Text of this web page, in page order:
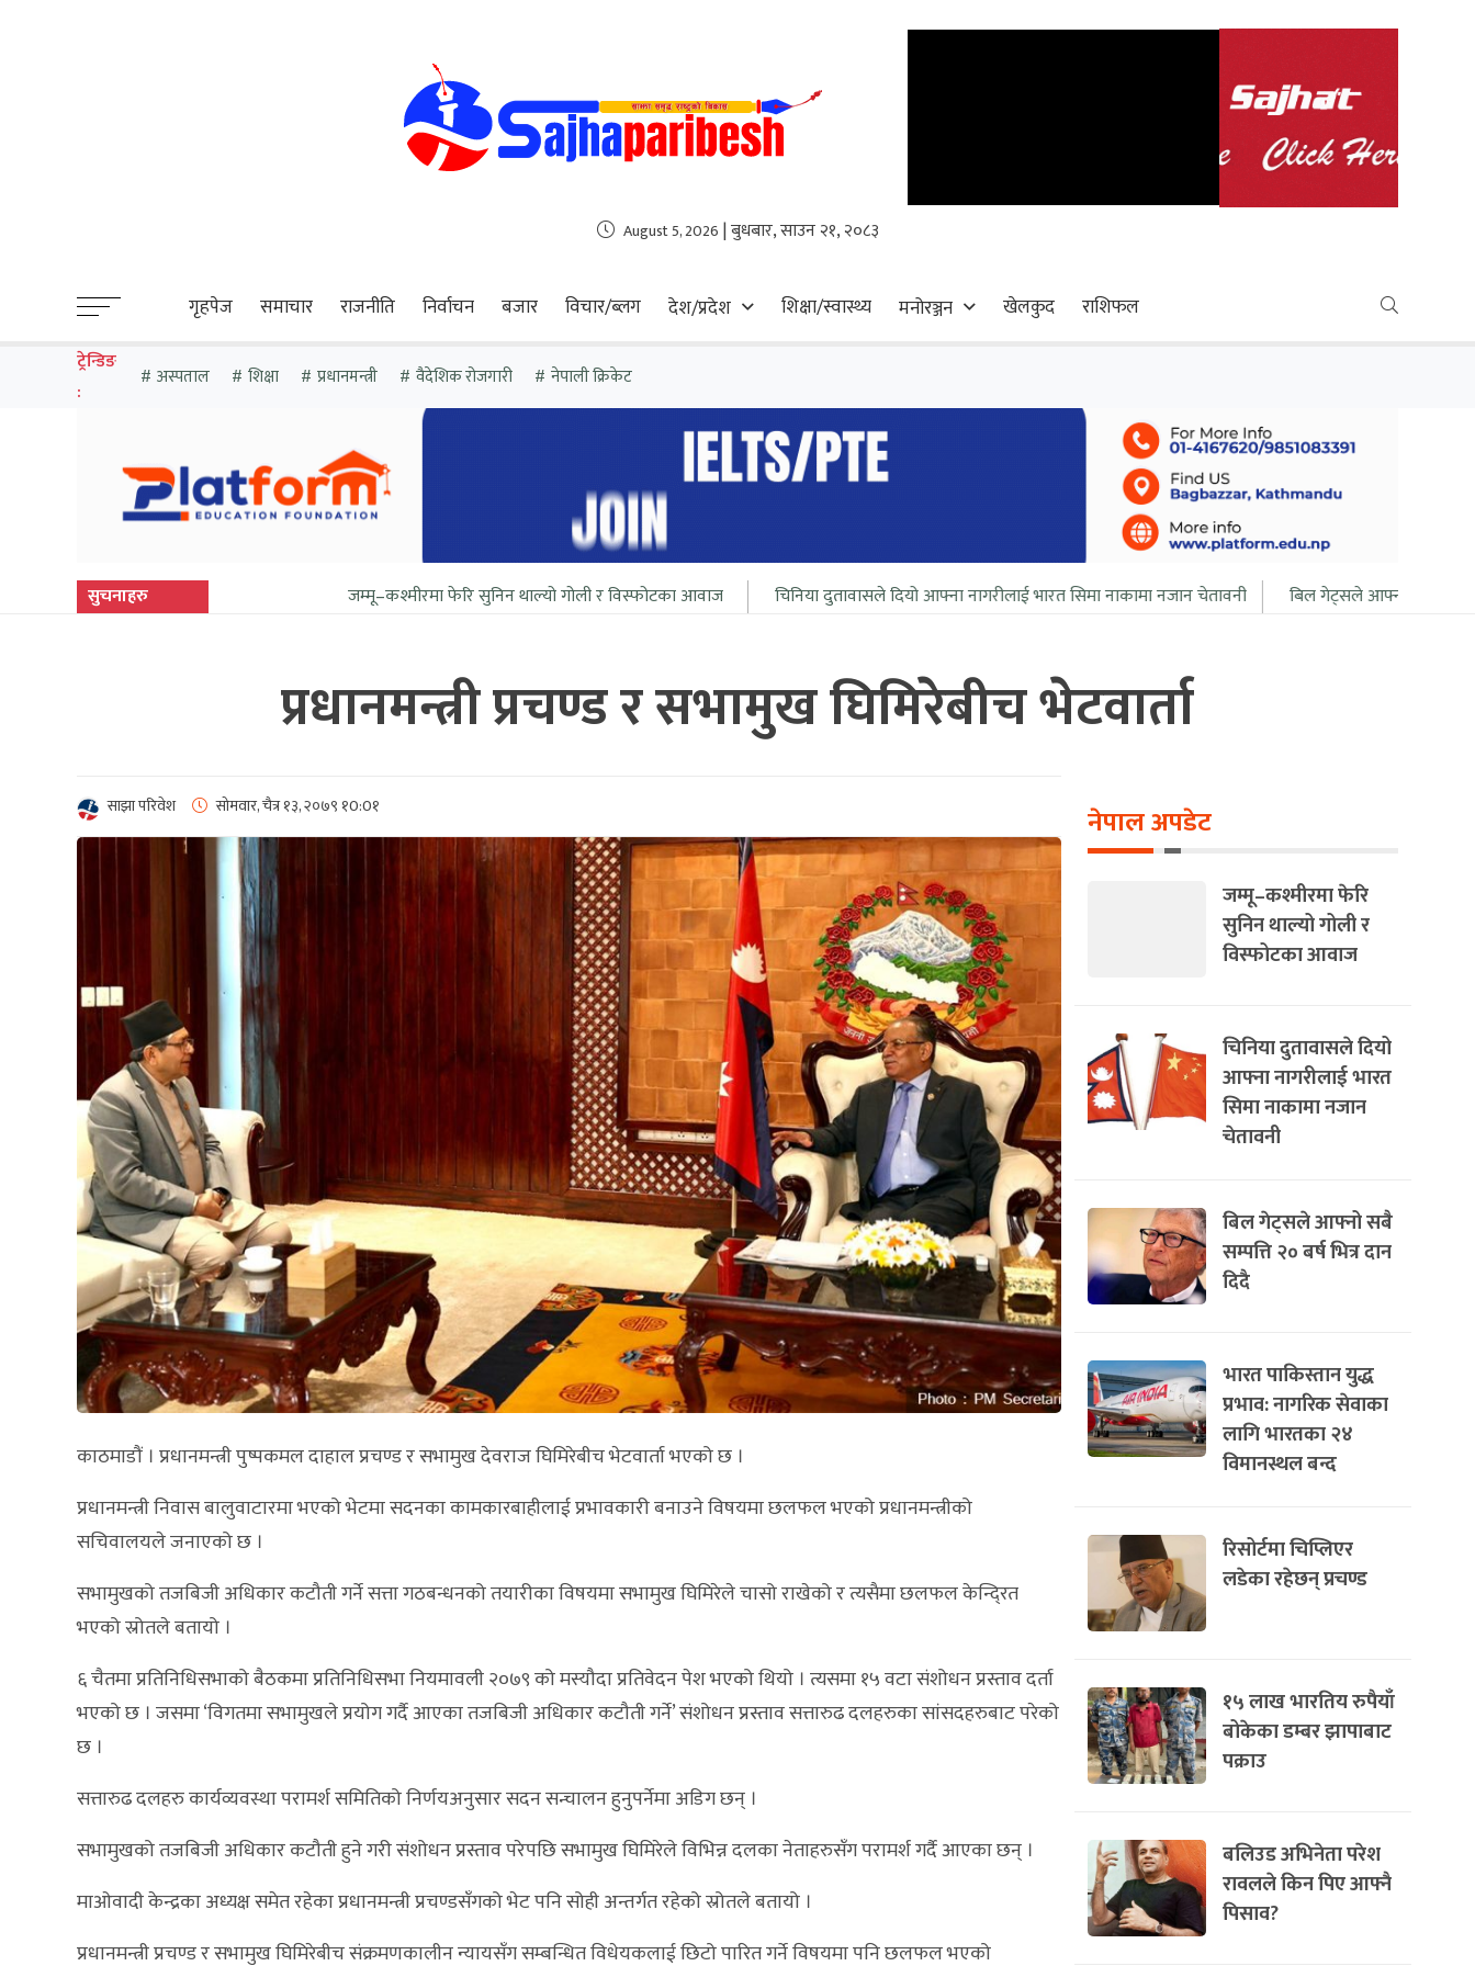
August 5, 2026 | बुधबार, साउन २१, २०८३
गृहपेज समाचार राजनीति निर्वाचन बजार विचार/ब्लग देश/प्रदेश शिक्षा/स्वास्थ्य मनोरञ्जन खेलकुद राशिफल
ट्रेन्डिङ
:
अस्पताल शिक्षा प्रधानमन्त्री वैदेशिक रोजगारी नेपाली क्रिकेट
सुचनाहरु जम्मू–कश्मीरमा फेरि सुनिन थाल्यो गोली र विस्फोटका आवाज चिनिया दुतावासले दियो आफ्ना नागरीलाई भारत सिमा नाकामा नजान चेतावनी बिल गेट्सले आफ्नो सबै सम्पत्ति २० बर्ष भित्र दान
प्रधानमन्त्री प्रचण्ड र सभामुख घिमिरेबीच भेटवार्ता
साझा परिवेश सोमवार, चैत्र १३, २०७९ १0:0१
काठमाडौं । प्रधानमन्त्री पुष्पकमल दाहाल प्रचण्ड र सभामुख देवराज घिमिरेबीच भेटवार्ता भएको छ ।
प्रधानमन्त्री निवास बालुवाटारमा भएको भेटमा सदनका कामकारबाहीलाई प्रभावकारी बनाउने विषयमा छलफल भएको प्रधानमन्त्रीको
सचिवालयले जनाएको छ ।
सभामुखको तजबिजी अधिकार कटौती गर्ने सत्ता गठबन्धनको तयारीका विषयमा सभामुख घिमिरेले चासो राखेको र त्यसैमा छलफल केन्दि्रत
भएको स्रोतले बतायो ।
६ चैतमा प्रतिनिधिसभाको बैठकमा प्रतिनिधिसभा नियमावली २०७९ को मस्यौदा प्रतिवेदन पेश भएको थियो । त्यसमा १५ वटा संशोधन प्रस्ताव दर्ता
भएको छ । जसमा ‘विगतमा सभामुखले प्रयोग गर्दै आएका तजबिजी अधिकार कटौती गर्ने’ संशोधन प्रस्ताव सत्तारुढ दलहरुका सांसदहरुबाट परेको
छ ।
सत्तारुढ दलहरु कार्यव्यवस्था परामर्श समितिको निर्णयअनुसार सदन सन्चालन हुनुपर्नेमा अडिग छन् ।
सभामुखको तजबिजी अधिकार कटौती हुने गरी संशोधन प्रस्ताव परेपछि सभामुख घिमिरेले विभिन्न दलका नेताहरुसँग परामर्श गर्दै आएका छन् ।
माओवादी केन्द्रका अध्यक्ष समेत रहेका प्रधानमन्त्री प्रचण्डसँगको भेट पनि सोही अन्तर्गत रहेको स्रोतले बतायो ।
प्रधानमन्त्री प्रचण्ड र सभामुख घिमिरेबीच संक्रमणकालीन न्यायसँग सम्बन्धित विधेयकलाई छिटो पारित गर्ने विषयमा पनि छलफल भएको
नेपाल अपडेट
जम्मू–कश्मीरमा फेरि
सुनिन थाल्यो गोली र
विस्फोटका आवाज
चिनिया दुतावासले दियो
आफ्ना नागरीलाई भारत
सिमा नाकामा नजान
चेतावनी
बिल गेट्सले आफ्नो सबै
सम्पत्ति २० बर्ष भित्र दान
दिदै
भारत पाकिस्तान युद्ध
प्रभाव: नागरिक सेवाका
लागि भारतका २४
विमानस्थल बन्द
रिसोर्टमा चिप्लिएर
लडेका रहेछन् प्रचण्ड
१५ लाख भारतिय रुपैयाँ
बोकेका डम्बर झापाबाट
पक्राउ
बलिउड अभिनेता परेश
रावलले किन पिए आफ्नै
पिसाव?